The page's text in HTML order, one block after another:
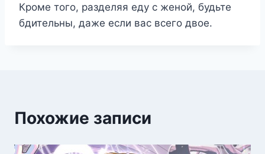
Кроме того, разделяя еду с женой, будьте
бдительны, даже если вас всего двое.
Похожие записи